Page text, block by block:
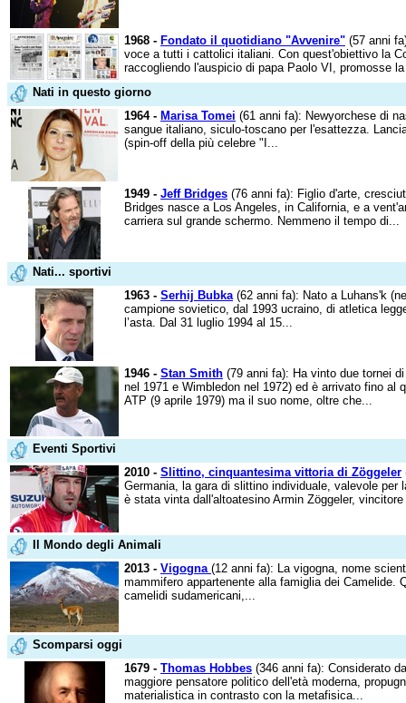
1968 - Fondato il quotidiano "Avvenire" (57 anni
voce a tutti i cattolici italiani. Con quest'obiettivo la
raccogliendo l'auspicio di papa Paolo VI, promosse
Nati in questo giorno
1964 - Marisa Tomei (61 anni fa): Newyorchese di
sangue italiano, siculo-toscano per l'esattezza.
(spin-off della più celebre "I...
1949 - Jeff Bridges (76 anni fa): Figlio d'arte,
Bridges nasce a Los Angeles, in California, e a
carriera sul grande schermo. Nemmeno il tempo di...
Nati... sportivi
1963 - Serhij Bubka(62 anni fa): Nato a Luhans'k
campione sovietico, dal 1993 ucraino, di atletica
l’asta. Dal 31 luglio 1994 al 15...
1946 - Stan Smith (79 anni fa): Ha vinto due tornei
nel 1971 e Wimbledon nel 1972) ed è arrivato fino al
ATP (9 aprile 1979) ma il suo nome, oltre che...
Eventi Sportivi
2010 - Slittino, cinquantesima vittoria di Zöggeler
Germania, la gara di slittino individuale, valevole per
è stata vinta dall'altoatesino Armin Zöggeler,
Il Mondo degli Animali
2013 - Vigogna (12 anni fa): La vigogna, nome
mammifero appartenente alla famiglia dei Camelide.
camelidi sudamericani,...
Scomparsi oggi
1679 - Thomas Hobbes (346 anni fa): Considerato
maggiore pensatore politico dell'età moderna,
materialistica in contrasto con la metafisica...